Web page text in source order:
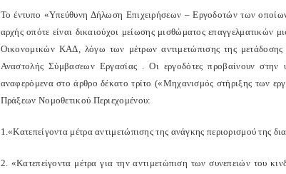
Το έντυπο «Υπεύθυνη Δήλωση Επιχειρήσεων – Εργοδοτών των οποίων
αρχής οπότε είναι δικαιούχοι μείωσης μισθώματος επαγγελματικών
Οικονομικών ΚΑΔ, λόγω των μέτρων αντιμετώπισης της
Αναστολής Σύμβασεων Εργασίας . Οι εργοδότες προβαίνουν
αναφερόμενα στο άρθρο δέκατο τρίτο («Μηχανισμός στήριξης των
Πράξεων Νομοθετικού Περιεχομένου:
1.«Κατεπείγοντα μέτρα αντιμετώπισης της ανάγκης περιορισμού
2. «Κατεπείγοντα μέτρα για την αντιμετώπιση των συνεπειών του